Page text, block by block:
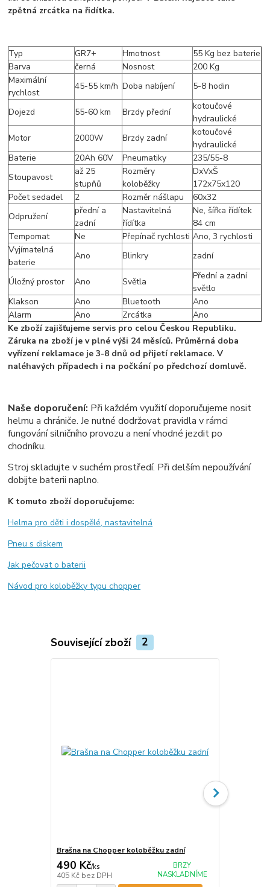
zpětná zrcátka na řidítka.
Typ GR7+ Hmotnost
55 Kg bez baterie
Barva
černá Nosnost
200 Kg
Maximální
rychlost
45-55 km/h Doba nabíjení 5-8 hodin
Dojezd 55-60 km Brzdy přední
kotoučové
hydraulické
Motor
2000W Brzdy zadní
kotoučové
hydraulické
Baterie
20Ah 60V Pneumatiky
235/55-8
Stoupavost
až 25
stupňů
Rozměry
koloběžky
DxVxŠ
172x75x120
Počet sedadel
2 Rozměr nášlapu
60x32
Odpružení
přední a
zadní
Nastavitelná
řídítka
Ne, šířka řídítek
84 cm
Tempomat
Ne Přepínač rychlosti Ano, 3 rychlosti
Vyjímatelná
baterie
Ano Blinkry zadní
Úložný prostor Ano Světla
Přední a zadní
světlo
Klakson
Ano Bluetooth
Ano
Alarm
Ano Zrcátka
Ano
Ke zboží zajišťujeme servis pro celou Českou Republiku.
Záruka na zboží je v plné výši 24 měsíců. Průměrná doba
vyřízení reklamace je 3-8 dnů od přijetí reklamace. V
naléhavých případech i na počkání po předchozí domluvě.
Naše doporučení: Při každém využití doporučujeme nosit
helmu a chrániče. Je nutné dodržovat pravidla v rámci
fungování silničního provozu a není vhodné jezdit po
chodníku.
Stroj skladujte v suchém prostředí. Při delším nepoužívání
dobijte baterii naplno.
K tomuto zboží doporučujeme:
Helma pro děti i dospělé, nastavitelná
Pneu s diskem
Jak pečovat o baterii
Návod pro koloběžky typu chopper
Související zboží 2
Brašna na Chopper koloběžku zadní
490 Kč/ks
405 Kč bez DPH
BRZY
NASKLADNÍME